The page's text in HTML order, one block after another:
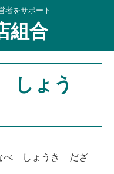
者をサポート
組合
しょう
べ しょうき だざ